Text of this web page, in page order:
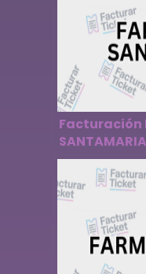
Facturación